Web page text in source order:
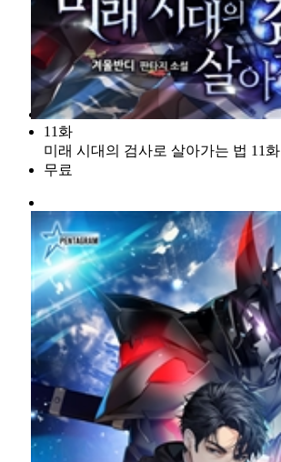
11화
미래 시대의 검사로 살아가는 법 11화
무료